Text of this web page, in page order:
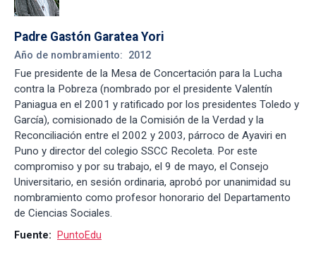
Padre Gastón Garatea Yori
Año de nombramiento: 2012
Fue presidente de la Mesa de Concertación para la Lucha
contra la Pobreza (nombrado por el presidente Valentín
Paniagua en el 2001 y ratificado por los presidentes Toledo y
García), comisionado de la Comisión de la Verdad y la
Reconciliación entre el 2002 y 2003, párroco de Ayaviri en
Puno y director del colegio SSCC Recoleta. Por este
compromiso y por su trabajo, el 9 de mayo, el Consejo
Universitario, en sesión ordinaria, aprobó por unanimidad su
nombramiento como profesor honorario del Departamento
de Ciencias Sociales.
Fuente: PuntoEdu